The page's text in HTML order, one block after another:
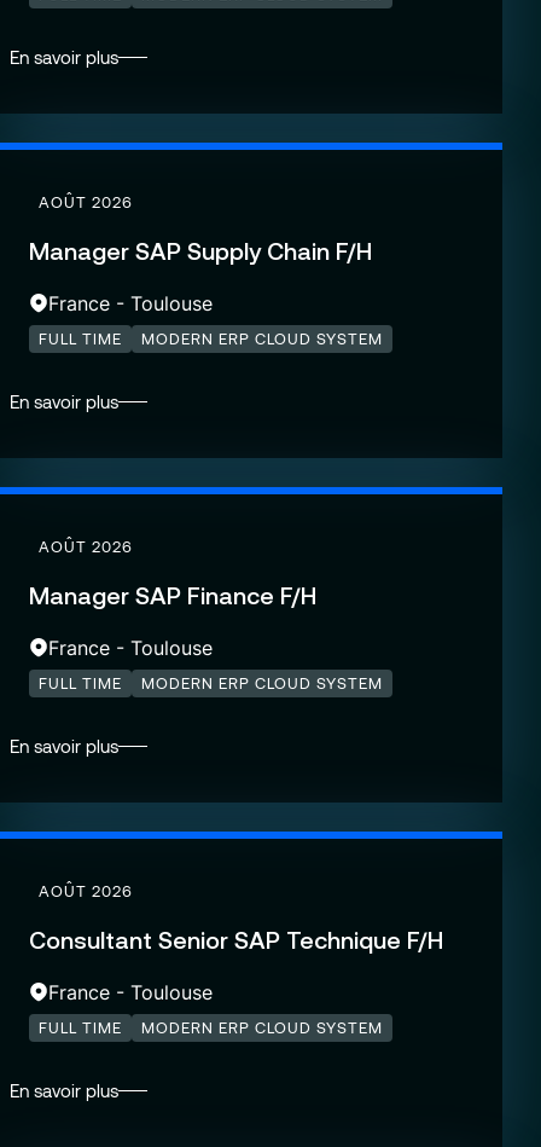
En savoir plus
AOÛT 2026
Manager SAP Supply Chain F/H
France - Toulouse
FULL TIME MODERN ERP CLOUD SYSTEM
En savoir plus
AOÛT 2026
Manager SAP Finance F/H
France - Toulouse
FULL TIME MODERN ERP CLOUD SYSTEM
En savoir plus
AOÛT 2026
Consultant Senior SAP Technique F/H
France - Toulouse
FULL TIME MODERN ERP CLOUD SYSTEM
En savoir plus